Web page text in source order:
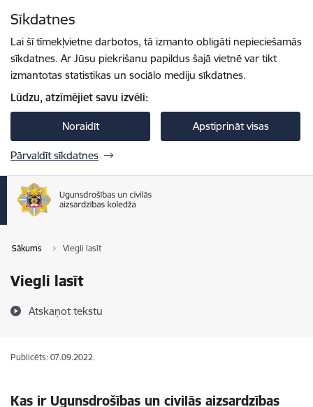
Sīkdatnes
Lai šī tīmekļvietne darbotos, tā izmanto obligāti nepieciešamās
sīkdatnes. Ar Jūsu piekrišanu papildus šajā vietnē var tikt
izmantotas statistikas un sociālo mediju sīkdatnes.
Lūdzu, atzīmējiet savu izvēli:
Noraidīt Apstiprināt visas
Pārvaldīt sīkdatnes
Sākums Viegli lasīt
Viegli lasīt
Atskaņot tekstu
Publicēts: 07.09.2022.
Kas ir Ugunsdrošības un civilās aizsardzības